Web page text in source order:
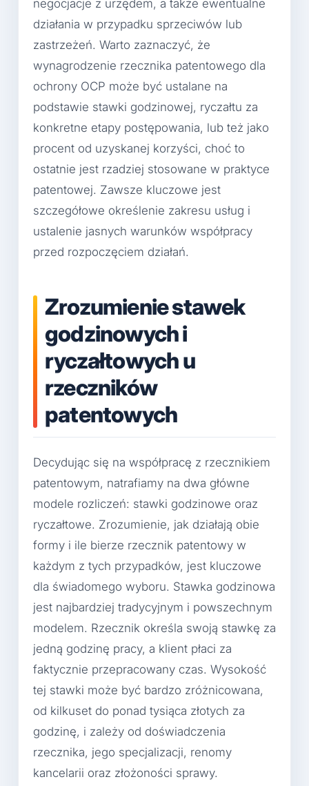
negocjacje z urzędem, a także ewentualne
działania w przypadku sprzeciwów lub
zastrzeżeń. Warto zaznaczyć, że
wynagrodzenie rzecznika patentowego dla
ochrony OCP może być ustalane na
podstawie stawki godzinowej, ryczałtu za
konkretne etapy postępowania, lub też jako
procent od uzyskanej korzyści, choć to
ostatnie jest rzadziej stosowane w praktyce
patentowej. Zawsze kluczowe jest
szczegółowe określenie zakresu usług i
ustalenie jasnych warunków współpracy
przed rozpoczęciem działań.
Zrozumienie stawek
godzinowych i
ryczałtowych u
rzeczników
patentowych
Decydując się na współpracę z rzecznikiem
patentowym, natrafiamy na dwa główne
modele rozliczeń: stawki godzinowe oraz
ryczałtowe. Zrozumienie, jak działają obie
formy i ile bierze rzecznik patentowy w
każdym z tych przypadków, jest kluczowe
dla świadomego wyboru. Stawka godzinowa
jest najbardziej tradycyjnym i powszechnym
modelem. Rzecznik określa swoją stawkę za
jedną godzinę pracy, a klient płaci za
faktycznie przepracowany czas. Wysokość
tej stawki może być bardzo zróżnicowana,
od kilkuset do ponad tysiąca złotych za
godzinę, i zależy od doświadczenia
rzecznika, jego specjalizacji, renomy
kancelarii oraz złożoności sprawy.